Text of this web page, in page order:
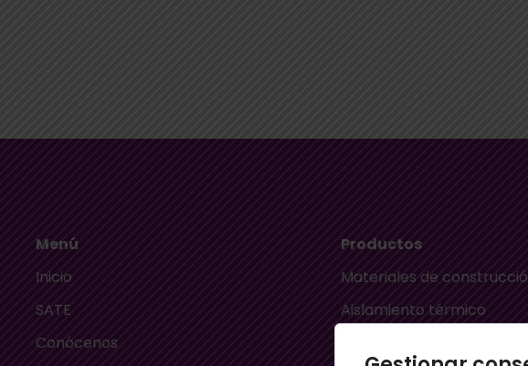
Menú
Inicio
SATE
Conócenos
Productos
Materiales de
Aislamiento térmico